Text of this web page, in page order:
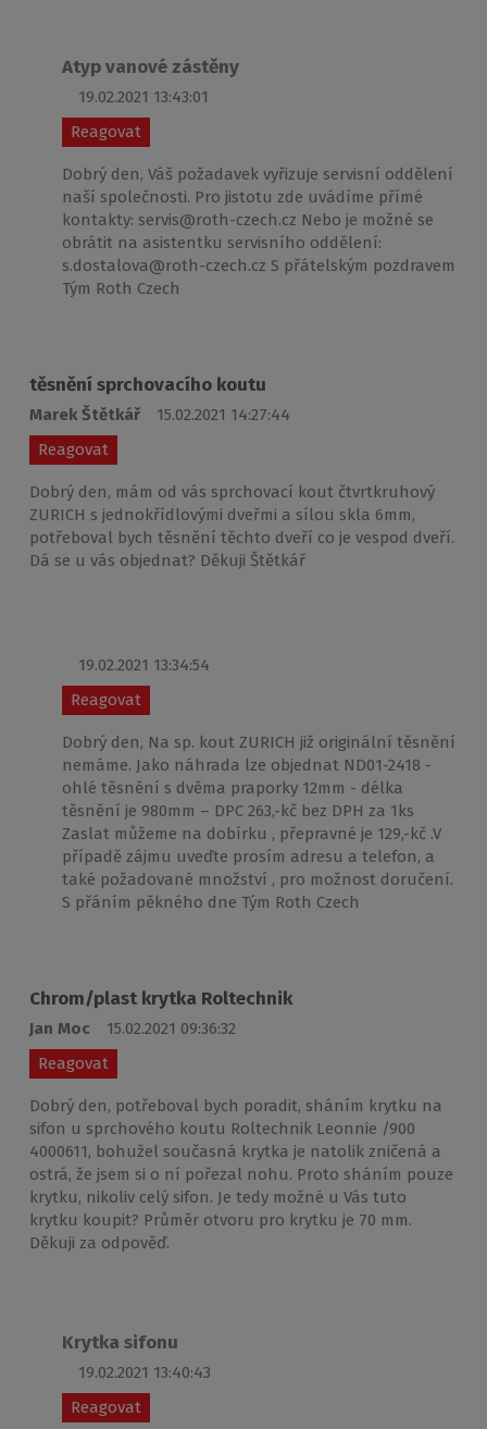
Atyp vanové zástěny
19.02.2021 13:43:01
Reagovat
Dobrý den, Váš požadavek vyřizuje servisní oddělení
naší společnosti. Pro jistotu zde uvádíme přímé
kontakty: servis@roth-czech.cz Nebo je možné se
obrátit na asistentku servisního oddělení:
s.dostalova@roth-czech.cz S přátelským pozdravem
Tým Roth Czech
těsnění sprchovacího koutu
Marek Štětkář
15.02.2021 14:27:44
Reagovat
Dobrý den, mám od vás sprchovací kout čtvrtkruhový
ZURICH s jednokřídlovými dveřmi a sílou skla 6mm,
potřeboval bych těsnění těchto dveří co je vespod dveří.
Dá se u vás objednat? Děkuji Štětkář
19.02.2021 13:34:54
Reagovat
Dobrý den, Na sp. kout ZURICH již originální těsnění
nemáme. Jako náhrada lze objednat ND01-2418 -
ohlé těsnění s dvěma praporky 12mm - délka
těsnění je 980mm – DPC 263,-kč bez DPH za 1ks
Zaslat můžeme na dobírku , přepravné je 129,-kč .V
případě zájmu uveďte prosím adresu a telefon, a
také požadované množství , pro možnost doručení.
S přáním pěkného dne Tým Roth Czech
Chrom/plast krytka Roltechnik
Jan Moc
15.02.2021 09:36:32
Reagovat
Dobrý den, potřeboval bych poradit, sháním krytku na
sifon u sprchového koutu Roltechnik Leonnie /900
4000611, bohužel současná krytka je natolik zničená a
ostrá, že jsem si o ní pořezal nohu. Proto sháním pouze
krytku, nikoliv celý sifon. Je tedy možné u Vás tuto
krytku koupit? Průměr otvoru pro krytku je 70 mm.
Děkuji za odpověď.
Krytka sifonu
19.02.2021 13:40:43
Reagovat